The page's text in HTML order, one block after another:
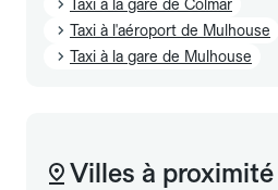
Taxi à la gare de Colmar
Taxi à l'aéroport de Mulhouse
Taxi à la gare de Mulhouse
Villes à proximité